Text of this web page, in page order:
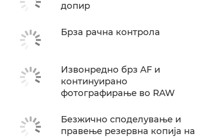
допир
Брза рачна контрола
Извонредно брз AF и
континуирано
фотографирање во RAW
Безжично споделување и
правење резервна копија на